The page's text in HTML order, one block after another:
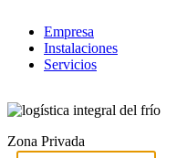
Empresa
Instalaciones
Servicios
logística integral del frío
Zona Privada